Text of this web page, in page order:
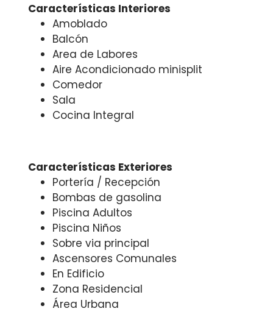
Características Interiores
Amoblado
Balcón
Area de Labores
Aire Acondicionado minisplit
Comedor
Sala
Cocina Integral
Características Exteriores
Portería / Recepción
Bombas de gasolina
Piscina Adultos
Piscina Niños
Sobre via principal
Ascensores Comunales
En Edificio
Zona Residencial
Área Urbana